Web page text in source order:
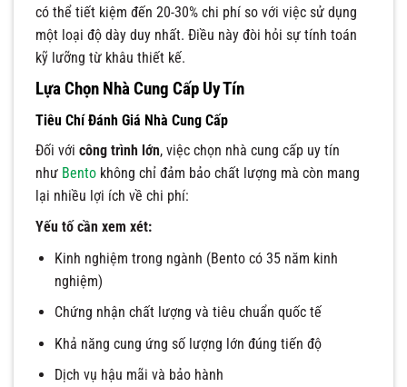
có thể tiết kiệm đến 20-30% chi phí so với việc sử dụng
một loại độ dày duy nhất. Điều này đòi hỏi sự tính toán
kỹ lưỡng từ khâu thiết kế.
Lựa Chọn Nhà Cung Cấp Uy Tín
Tiêu Chí Đánh Giá Nhà Cung Cấp
Đối với công trình lớn, việc chọn nhà cung cấp uy tín
như Bento không chỉ đảm bảo chất lượng mà còn mang
lại nhiều lợi ích về chi phí:
Yếu tố cần xem xét:
Kinh nghiệm trong ngành (Bento có 35 năm kinh
nghiệm)
Chứng nhận chất lượng và tiêu chuẩn quốc tế
Khả năng cung ứng số lượng lớn đúng tiến độ
Dịch vụ hậu mãi và bảo hành